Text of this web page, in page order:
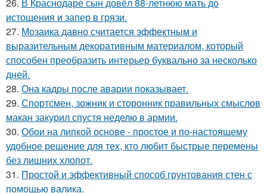
26. В Краснодаре сын довёл 88-летнюю мать до
истощения и запер в грязи.
27. Мозаика давно считается эффектным и
выразительным декоративным материалом, который
способен преобразить интерьер буквально за несколько
дней.
28. Она кадры после аварии показывает.
29. Спортсмен, зожник и сторонник правильных смыслов
макан закурил спустя неделю в армии.
30. Обои на липкой основе - простое и по-настоящему
удобное решение для тех, кто любит быстрые перемены
без лишних хлопот.
31. Простой и эффективный способ грунтования стен с
помощью валика.